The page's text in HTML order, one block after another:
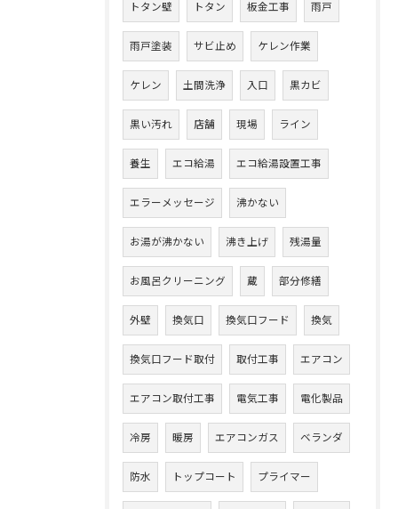
トタン壁 トタン 板金工事 雨戸
雨戸塗装 サビ止め ケレン作業
ケレン 土間洗浄 入口 黒カビ
黒い汚れ 店舗 現場 ライン
養生 エコ給湯 エコ給湯設置工事
エラーメッセージ 沸かない
お湯が沸かない 沸き上げ 残湯量
お風呂クリーニング 蔵 部分修繕
外壁 換気口 換気口フード 換気
換気口フード取付 取付工事 エアコン
エアコン取付工事 電気工事 電化製品
冷房 暖房 エアコンガス ベランダ
防水 トップコート プライマー